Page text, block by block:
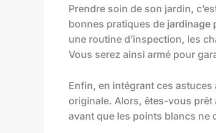
Prendre soin de son jardin,
bonnes pratiques de jardinage
une routine d’inspection, les
Vous serez ainsi armé pour
Enfin, en intégrant ces
originale. Alors, êtes-vous prêt
avant que les points blancs ne